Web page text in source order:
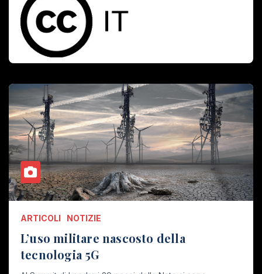
ARTICOLI NOTIZIE
L’uso militare nascosto della
tecnologia 5G